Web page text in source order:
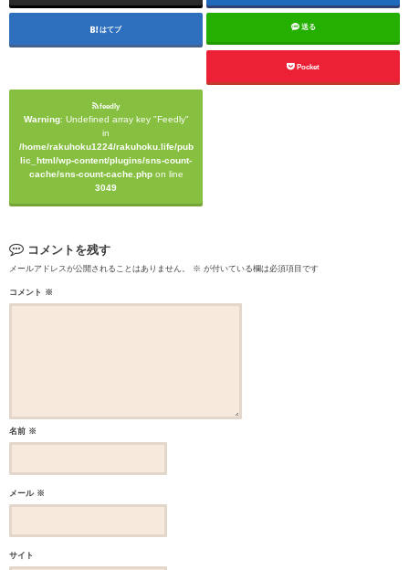
はてブ 送る
Pocket
feedly
Warning: Undefined array key "Feedly"
in
/home/rakuhoku1224/rakuhoku.life/pub
lic_html/wp-content/plugins/sns-count-
cache/sns-count-cache.phpon line
3049
コメントを残す
メールアドレスが公開されることはありません。 ※ が付いている欄は必須項目です
コメント ※
名前 ※
メール ※
サイト